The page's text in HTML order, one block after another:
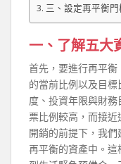
三、設定再平衡
一、了解五大
首先，要進行再平
的當前比例以及目
度、投資年限與財
票比例較高，而接
開銷的前提下，我
再平衡的資產中。